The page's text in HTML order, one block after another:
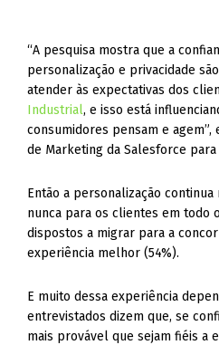
“A pesquisa mostra que a
personalização e privacidade
atender às expectativas dos
Industrial, e isso está
consumidores pensam e
de Marketing da Salesforce para
Então a personalização
nunca para os clientes em todo
dispostos a migrar para a
experiência melhor (54%).
E muito dessa experiência
entrevistados dizem que, se
mais provável que sejam fiéis a